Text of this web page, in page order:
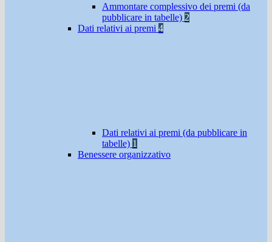
Ammontare complessivo dei premi (da
pubblicare in tabelle) 2
Dati relativi ai premi 4
Dati relativi ai premi (da pubblicare in
tabelle) 1
Benessere organizzativo